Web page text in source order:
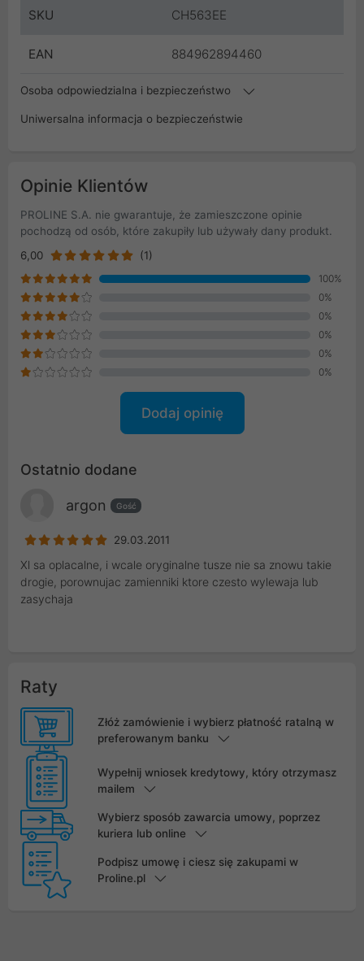
SKU CH563EE
EAN 884962894460
Osoba odpowiedzialna i bezpieczeństwo
Uniwersalna informacja o bezpieczeństwie
Opinie Klientów
PROLINE S.A. nie gwarantuje, że zamieszczone opinie
pochodzą od osób, które zakupiły lub używały dany produkt.
6,00
(1)
100%
0%
0%
0%
0%
0%
Dodaj opinię
Ostatnio dodane
argon Gość
29.03.2011
Xl sa oplacalne, i wcale oryginalne tusze nie sa znowu takie
drogie, porownujac zamienniki ktore czesto wylewaja lub
zasychaja
Raty
Złóż zamówienie i wybierz płatność ratalną w
preferowanym banku
Wypełnij wniosek kredytowy, który otrzymasz
mailem
Wybierz sposób zawarcia umowy, poprzez
kuriera lub online
Podpisz umowę i ciesz się zakupami w
Proline.pl